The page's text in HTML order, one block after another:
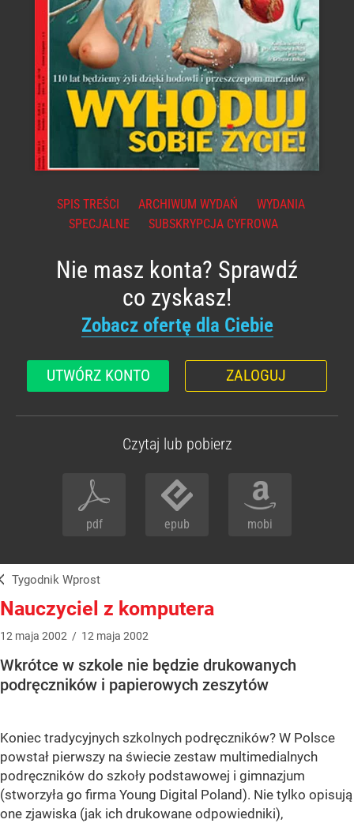
SPIS TREŚCI ARCHIWUM WYDAŃ
WYDANIA
SPECJALNE
SUBSKRYPCJA CYFROWA
Nie masz konta? Sprawdź
co zyskasz!
Zobacz ofertę dla Ciebie
UTWÓRZ KONTO ZALOGUJ
Czytaj lub pobierz
pdf epub mobi
Tygodnik Wprost
Nauczyciel z komputera
12 maja 2002 / 12 maja 2002
Wkrótce w szkole nie będzie drukowanych
podręczników i papierowych zeszytów
Koniec tradycyjnych szkolnych podręczników? W Polsce
powstał pierwszy na świecie zestaw multimedialnych
podręczników do szkoły podstawowej i gimnazjum
(stworzyła go firma Young Digital Poland). Nie tylko opisują
one zjawiska (jak ich drukowane odpowiedniki),